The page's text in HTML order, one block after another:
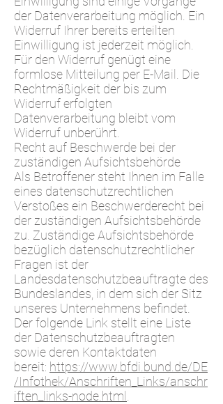
der Datenverarbeitung möglich. Ein
Widerruf Ihrer bereits erteilten
Einwilligung ist jederzeit möglich.
Für den Widerruf genügt eine
formlose Mitteilung per E-Mail. Die
Rechtmäßigkeit der bis zum
Widerruf erfolgten
Datenverarbeitung bleibt vom
Widerruf unberührt.
Recht auf Beschwerde bei der
zuständigen Aufsichtsbehörde
Als Betroffener steht Ihnen im Falle
eines datenschutzrechtlichen
Verstoßes ein Beschwerderecht bei
der zuständigen Aufsichtsbehörde
zu. Zuständige Aufsichtsbehörde
bezüglich datenschutzrechtlicher
Fragen ist der
Landesdatenschutzbeauftragte des
Bundeslandes, in dem sich der Sitz
unseres Unternehmens befindet.
Der folgende Link stellt eine Liste
der Datenschutzbeauftragten
sowie deren Kontaktdaten
bereit: https://www.bfdi.bund.de/DE
/Infothek/Anschriften_Links/anschr
iften_links-node.html